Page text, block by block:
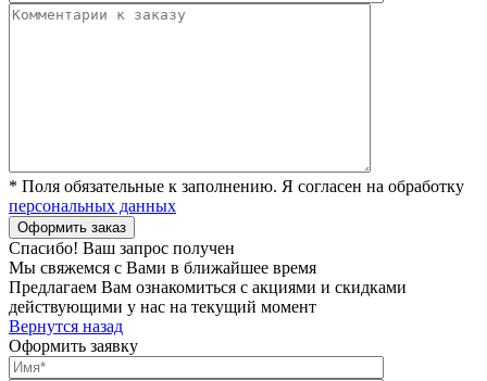
* Поля обязательные к заполнению. Я согласен на обработку
персональных данных
Спасибо! Ваш запрос получен
Мы свяжемся с Вами в ближайшее время
Предлагаем Вам ознакомиться с акциями и скидками
действующими у нас на текущий момент
Вернутся назад
Оформить заявку